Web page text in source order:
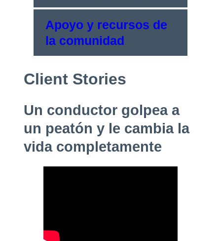
Apoyo y recursos de
la comunidad
Client Stories
Un conductor golpea a
un peatón y le cambia la
vida completamente